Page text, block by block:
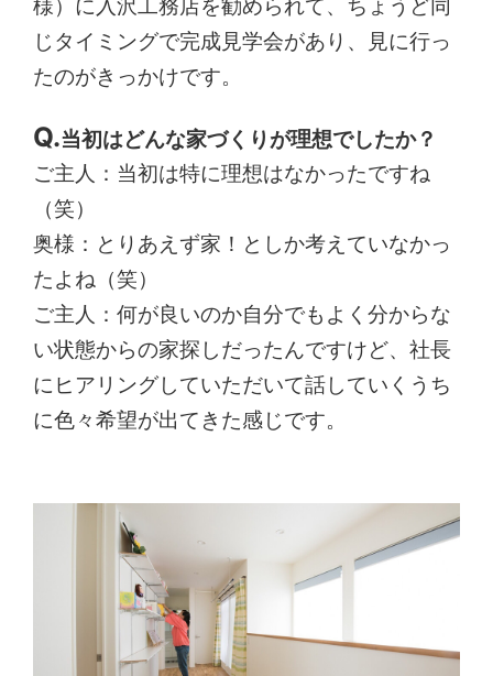
じタイミングで完成見学会があり、見に行っ
たのがきっかけです。
当初はどんな家づくりが理想でしたか？
ご主人：当初は特に理想はなかったですね
（笑）
奥様：とりあえず家！としか考えていなかっ
たよね（笑）
ご主人：何が良いのか自分でもよく分からな
い状態からの家探しだったんですけど、社長
にヒアリングしていただいて話していくうち
に色々希望が出てきた感じです。